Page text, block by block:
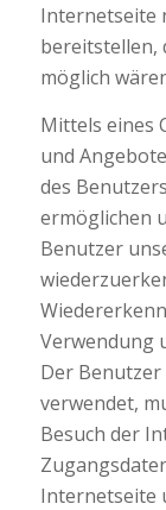
Internetseite
bereitstellen,
möglich
Mittels eines
und
des
ermöglichen
Benutzer
Verwendung
Der
verwendet,
Besuch der
Internetseite